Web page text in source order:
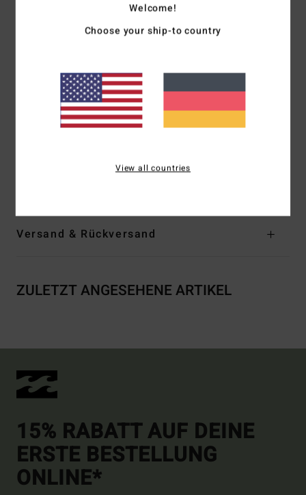
Färbung:Stückfärbung
Passform:Übergroße Passform
Rundhalsausschnitt
Versand & Rückversand
ZULETZT ANGESEHENE ARTIKEL
15% RABATT AUF DEINE
ERSTE BESTELLUNG
ONLINE*
Welcome!
Choose your ship-to country
View all countries